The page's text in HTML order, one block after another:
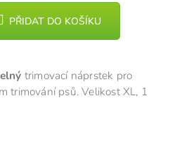
PŘIDAT DO KOŠÍKU
trimovací náprstek pro
trimování psů. Velikost XL, 1